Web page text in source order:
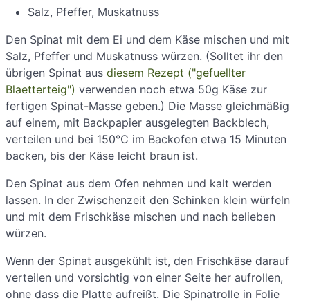
Salz, Pfeffer, Muskatnuss
Den Spinat mit dem Ei und dem Käse mischen und mit
Salz, Pfeffer und Muskatnuss würzen. (Solltet ihr den
übrigen Spinat aus diesem Rezept ("gefuellter
Blaetterteig") verwenden noch etwa 50g Käse zur
fertigen Spinat-Masse geben.) Die Masse gleichmäßig
auf einem, mit Backpapier ausgelegten Backblech,
verteilen und bei 150°C im Backofen etwa 15 Minuten
backen, bis der Käse leicht braun ist.
Den Spinat aus dem Ofen nehmen und kalt werden
lassen. In der Zwischenzeit den Schinken klein würfeln
und mit dem Frischkäse mischen und nach belieben
würzen.
Wenn der Spinat ausgekühlt ist, den Frischkäse darauf
verteilen und vorsichtig von einer Seite her aufrollen,
ohne dass die Platte aufreißt. Die Spinatrolle in Folie